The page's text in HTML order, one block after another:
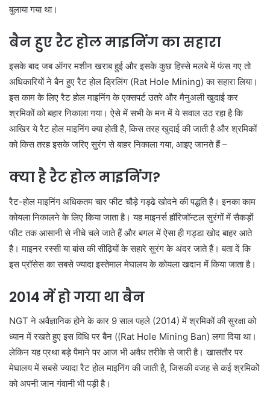
बुलाया गया था।
बैन हुए रैट होल माइनिंग का सहारा
इसके बाद जब ऑगर मशीन खराब हुई और इसके कुछ हिस्से मलबे में फंस गए तो
अधिकारियों ने बैन हुए रैट होल ड्रिलिंग (Rat Hole Mining) का सहारा लिया।
इस काम के लिए रैट होल माइनिंग के एक्सपर्ट उतरे और मैनुअली खुदाई कर
श्रमिकों को बहार निकाला गया। ऐसे में सभी के मन में ये सवाल उठ रहा है कि
आखिर ये रैट होल माइनिंग क्या होती है, किस तरह खुदाई की जाती है और श्रमिकों
को किस तरह इसके जरिए सुरंग से बाहर निकाला गया, आइए जानते हैं –
क्या है रैट होल माइनिंग?
रैट-होल माइनिंग अधिकतम चार फीट चौड़े गड्ढे खोदने की पद्धति है। इनका काम
कोयला निकालने के लिए किया जाता है। यह माइनर्स हॉरिजॉन्टल सुरंगों में सैकड़ों
फीट तक आसानी से नीचे चले जाते हैं और बगल में ऐसा ही गड्डा खोद बाहर आते
है। माइनर रस्सी या बांस की सीढ़ियों के सहारे सुरंग के अंदर जाते हैं। बता दें कि
इस प्रॉसेस का सबसे ज्यादा इस्तेमाल मेघालय के कोयला खदान में किया जाता है।
2014 में हो गया था बैन
NGT ने अवैज्ञानिक होने के कार 9 साल पहले (2014) में श्रमिकों की सुरक्षा को
ध्यान में रखते हुए इस विधि पर बैन ((Rat Hole Mining Ban) लगा दिया था।
लेकिन यह प्रथा बड़े पैमाने पर आज भी अवैध तरीके से जारी है। खासतौर पर
मेघालय में सबसे ज्यादा रैट होल माइनिंग की जाती है, जिसकी वजह से कई श्रमिकों
को अपनी जान गंवानी भी पड़ी है।